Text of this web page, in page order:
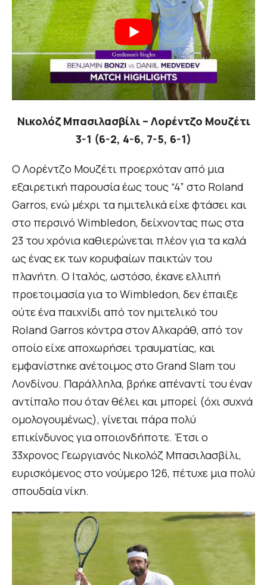
Νικολόζ Μπασιλασβίλι – Λορέντζο Μουζέτι
3-1 (6-2, 4-6, 7-5, 6-1)
Ο Λορέντζο Μουζέτι προερχόταν από μια
εξαιρετική παρουσία έως τους “4” στο Roland
Garros, ενώ μέχρι τα ημιτελικά είχε φτάσει και
στο περσινό Wimbledon, δείχνοντας πως στα
23 του χρόνια καθιερώνεται πλέον για τα καλά
ως ένας εκ των κορυφαίων παικτών του
πλανήτη. Ο Ιταλός, ωστόσο, έκανε ελλιπή
προετοιμασία για το Wimbledon, δεν έπαιξε
ούτε ένα παιχνίδι από τον ημιτελικό του
Roland Garros κόντρα στον Αλκαράθ, από τον
οποίο είχε αποχωρήσει τραυματίας, και
εμφανίστηκε ανέτοιμος στο Grand Slam του
Λονδίνου. Παράλληλα, βρήκε απέναντί του έναν
αντίπαλο που όταν θέλει και μπορεί (όχι συχνά
ομολογουμένως), γίνεται πάρα πολύ
επικίνδυνος για οποιονδήποτε. Έτσι ο
33χρονος Γεωργιανός Νικολόζ Μπασιλασβίλι,
ευρισκόμενος στο νούμερο 126, πέτυχε μια πολύ
σπουδαία νίκη.